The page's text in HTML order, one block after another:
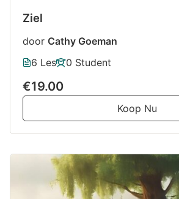
Ziel
door Cathy Goeman
6 Les
0 Student
€19.00
Koop Nu